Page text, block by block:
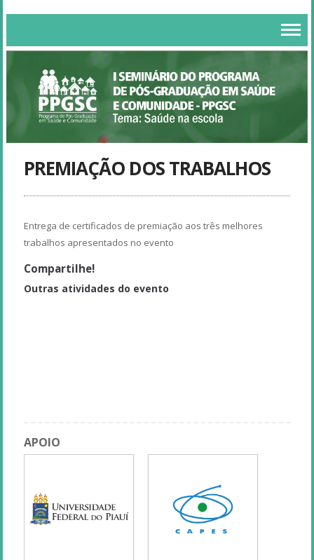
PREMIAÇÃO DOS TRABALHOS
Entrega de certificados de premiação aos três melhores
trabalhos apresentados no evento
Compartilhe!
Outras atividades do evento
APOIO